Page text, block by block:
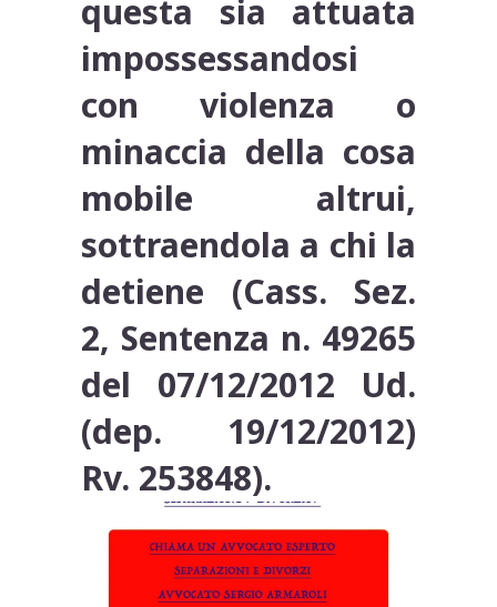
questa sia attuata
impossessandosi
con violenza o
minaccia della cosa
mobile altrui,
sottraendola a chi la
detiene (Cass. Sez.
2, Sentenza n. 49265
del 07/12/2012 Ud.
(dep. 19/12/2012)
Rv. 253848).